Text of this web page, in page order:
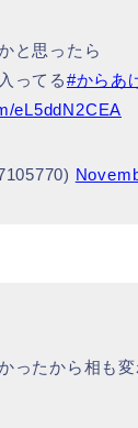
と思ったら
ってる#からあ
eL5ddN2CEA
ったから相も